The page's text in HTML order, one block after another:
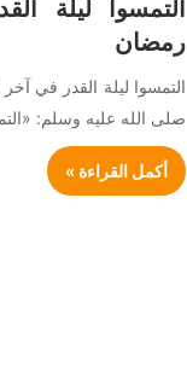
التمسوا ليلة
رمضان
التمسوا ليلة القدر في
صلى الله عليه وسلم:
أكمل القراءة »